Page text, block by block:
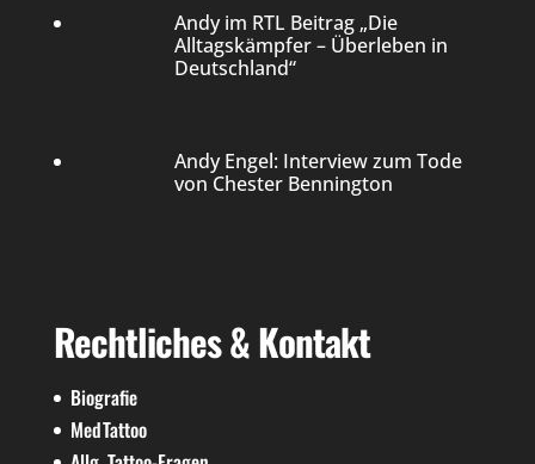
Andy im RTL Beitrag „Die
Alltagskämpfer – Überleben in
Deutschland“
Andy Engel: Interview zum Tode
von Chester Bennington
Rechtliches & Kontakt
Biografie
MedTattoo